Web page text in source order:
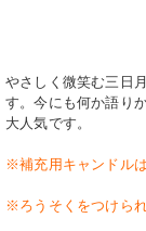
やさしく微笑む三日
す。今にも何か語り
大人気です。
※補充用キャンドル
※ろうそくをつけら